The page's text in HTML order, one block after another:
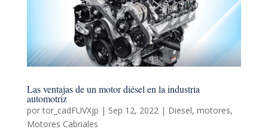
Las ventajas de un motor diésel en la industria
automotriz
portor_cadFUVXjp | Sep 12, 2022| Diesel, motores,
Motores Cabriales